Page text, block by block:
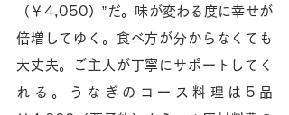
（￥4,050）”だ。味が変わる度に幸せが
倍増してゆく。食べ方が分からなくても
大丈夫。ご主人が丁寧にサポートしてく
れる。うなぎのコース料理は5品